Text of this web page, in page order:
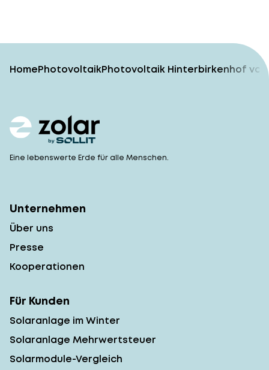
HomePhotovoltaikPhotovoltaik Hinterbirkenhof
Eine lebenswerte Erde für alle Menschen.
Unternehmen
Über uns
Presse
Kooperationen
Für Kunden
Solaranlage im Winter
Solaranlage Mehrwertsteuer
Solarmodule-Vergleich